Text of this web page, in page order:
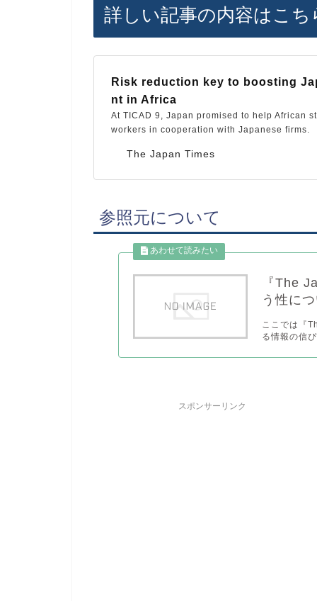
詳しい記事の内容はこち
The Japan Times
Risk reduction key to boosting
nt in Africa
At TICAD 9, Japan promised to help African
workers in cooperation with Japanese firms.
参照元について
『The
う性に
ここでは『
る情報の信
スポンサーリンク